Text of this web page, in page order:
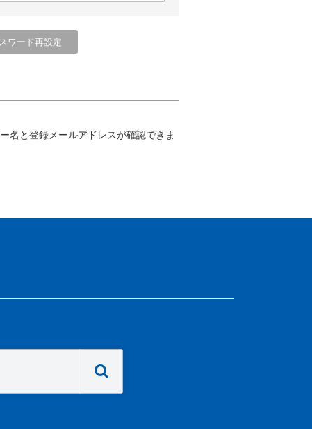
名と登録メールアドレスが確認できま